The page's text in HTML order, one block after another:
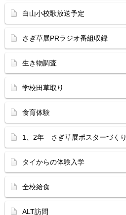
白山小校歌放送予定
さぎ草展PRラジオ番組収録
生き物調査
学校田草取り
食育体験
1、2年 さぎ草展ポスターづくり
タイからの体験入学
全校給食
ALT訪問